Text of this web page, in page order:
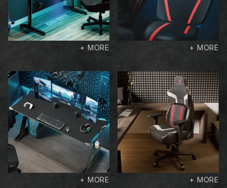
+ MORE + MORE
+ MORE + MORE